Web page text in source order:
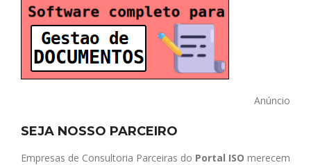
Anúncio
SEJA NOSSO PARCEIRO
Empresas de Consultoria Parceiras do Portal ISO merecem